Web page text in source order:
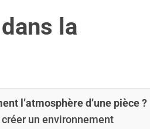
la
l’atmosphère d’une pièce ?
un environnement